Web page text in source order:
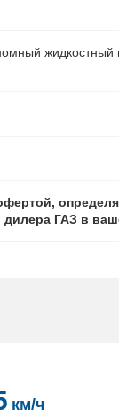
жидкостный
дилера ГАЗ в
км/ч